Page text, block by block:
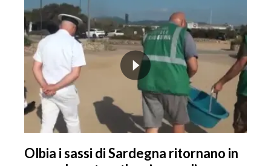
Olbia i sassi di Sardegna ritornano in